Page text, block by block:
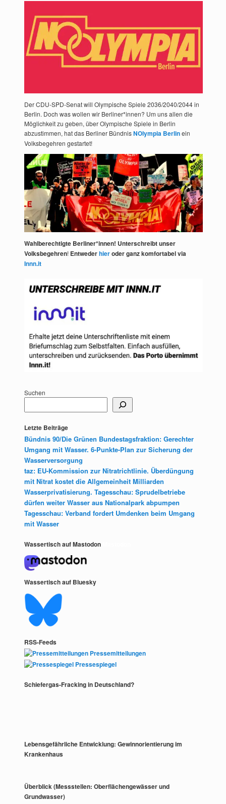
Der CDU-SPD-Senat will Olympische Spiele 2036/2040/2044 in
Berlin. Doch was wollen wir Berliner*innen? Um uns allen die
Möglichkeit zu geben, über Olympische Spiele in Berlin
abzustimmen, hat das Berliner BündnisNOlympia Berlinein
Volksbegehren gestartet!
Wahlberechtigte Berliner*innen! Unterschreibt unser
Volksbegehren! Entwederhieroder ganz komfortabel via
Innn.it
Suchen
Letzte Beiträge
Bündnis 90/Die Grünen Bundestagsfraktion: Gerechter
Umgang mit Wasser. 6-Punkte-Plan zur Sicherung der
Wasserversorgung
taz: EU-Kommission zur Nitratrichtlinie. Überdüngung
mit Nitrat kostet die Allgemeinheit Milliarden
Wasserprivatisierung. Tagesschau: Sprudelbetriebe
dürfen weiter Wasser aus Nationalpark abpumpen
Tagesschau: Verband fordert Umdenken beim Umgang
mit Wasser
Wassertisch auf Mastodon
Wassertisch auf Bluesky
RSS-Feeds
Pressemitteilungen
Pressespiegel
Schiefergas-Fracking in Deutschland?
Lebensgefährliche Entwicklung: Gewinnorientierung im
Krankenhaus
Überblick (Messstellen: Oberflächengewässer und
Grundwasser)